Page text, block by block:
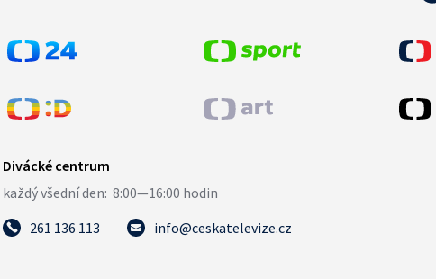
261 136 113 info@ceskatelevize.cz